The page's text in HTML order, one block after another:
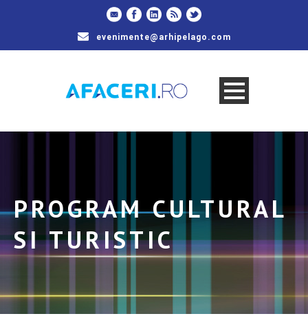
evenimente@arhipelago.com
PROGRAM CULTURAL
SI TURISTIC